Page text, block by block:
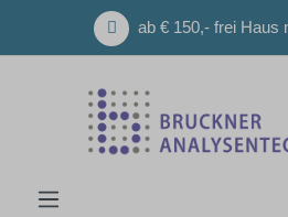
Zum Hauptinhalt springen
ab € 150,- frei Haus